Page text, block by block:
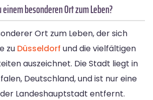
besonderen Ort zum Leben?
Ort zum Leben, der sich
zu Düsseldorf und die vielfältigen
auszeichnet. Die Stadt liegt in
Deutschland, und ist nur eine
Landeshauptstadt entfernt.